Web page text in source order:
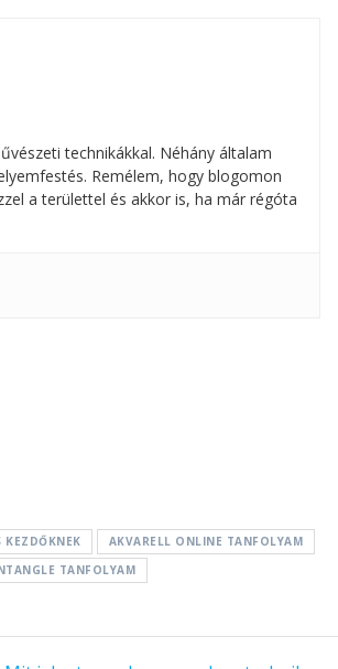
technikákkal. Néhány általam
Remélem, hogy blogomon
a területtel és akkor is, ha már régóta
KEZDŐKNEK
AKVARELL ONLINE TANFOLYAM
TANFOLYAM